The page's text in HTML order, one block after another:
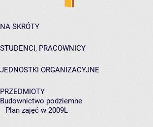
NA SKRÓTY
STUDENCI, PRACOWNICY
JEDNOSTKI ORGANIZACYJNE
PRZEDMIOTY
Budownictwo podziemne
Plan zajęć w 2009L